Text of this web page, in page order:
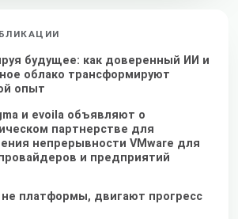
будущее: как доверенный ИИ и
облако трансформируют
опыт
и evoila объявляют о
партнерстве для
непрерывности VMware для
и предприятий
платформы, двигают прогресс